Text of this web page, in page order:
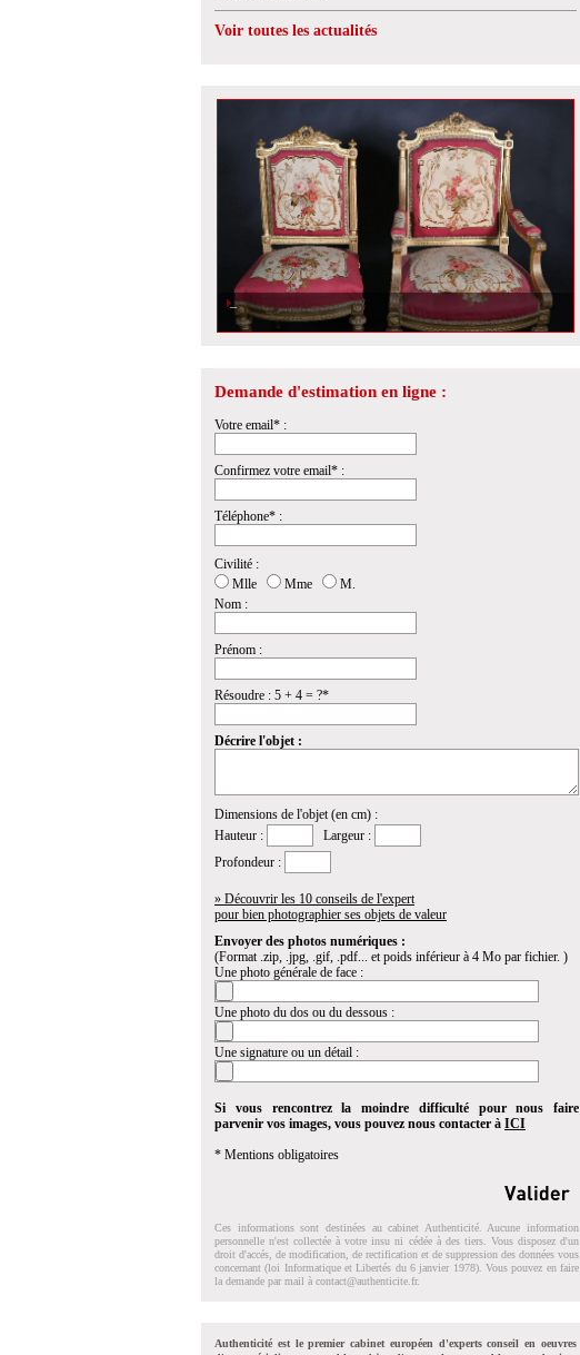
Voir toutes les actualités
Demande d'estimation en ligne :
Votre email* :
Confirmez votre email* :
Téléphone* :
Civilité :
Mlle
Mme
M.
Nom :
Prénom :
Résoudre : 5 + 4 = ?*
Décrire l'objet :
Dimensions de l'objet (en cm) :
Hauteur :
Largeur :
Profondeur :
» Découvrir les 10 conseils de l'expert
pour bien photographier ses objets de valeur
Envoyer des photos numériques :
(Format .zip, .jpg, .gif, .pdf... et poids inférieur à 4 Mo par fichier. )
Une photo générale de face :
Une photo du dos ou du dessous :
Une signature ou un détail :
Si vous rencontrez la moindre difficulté pour nous faire
parvenir vos images, vous pouvez nous contacter à ICI
* Mentions obligatoires
Ces informations sont destinées au cabinet Authenticité. Aucune information
personnelle n'est collectée à votre insu ni cédée à des tiers. Vous disposez d'un
droit d'accés, de modification, de rectification et de suppression des données vous
concernant (loi Informatique et Libertés du 6 janvier 1978). Vous pouvez en faire
la demande par mail à contact@authenticite.fr.
Authenticité est le premier cabinet européen d'experts conseil en oeuvres